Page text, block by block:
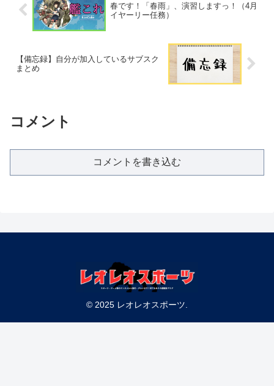
春です！「春雨」、演習しますっ！（4月
イヤーリー任務）
【備忘録】自分が加入しているサブスク
まとめ
コメント
コメントを書き込む
© 2025 レオレオスポーツ.